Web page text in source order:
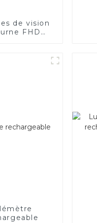
de vision
FHD